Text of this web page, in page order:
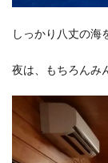
しっかり八丈の海
夜は、もちろんみ